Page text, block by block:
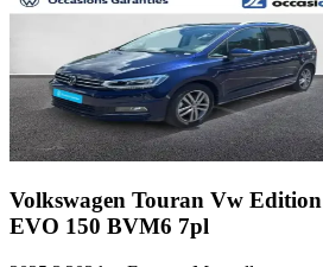
Volkswagen Touran Vw Edition
EVO 150 BVM6 7pl